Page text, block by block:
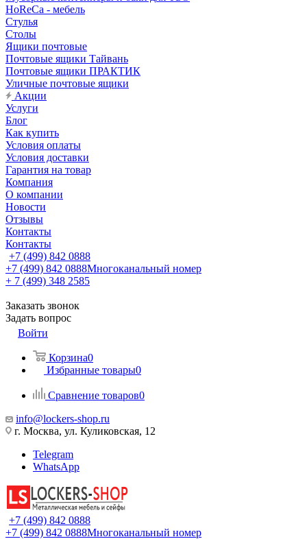
HoReCa - мебель
Стулья
Столы
Ящики почтовые
Почтовые ящики Тайвань
Почтовые ящики ПРАКТИК
Уличные почтовые ящики
Акции
Услуги
Блог
Как купить
Условия оплаты
Условия доставки
Гарантия на товар
Компания
О компании
Новости
Отзывы
Контакты
Контакты
+7 (499) 842 0888
+7 (499) 842 0888Многоканальный номер
+ 7 (499) 348 2585
Заказать звонок
Задать вопрос
Войти
Корзина0
Избранные товары0
Сравнение товаров0
info@lockers-shop.ru
г. Москва, ул. Куликовская, 12
Telegram
WhatsApp
+7 (499) 842 0888
+7 (499) 842 0888Многоканальный номер